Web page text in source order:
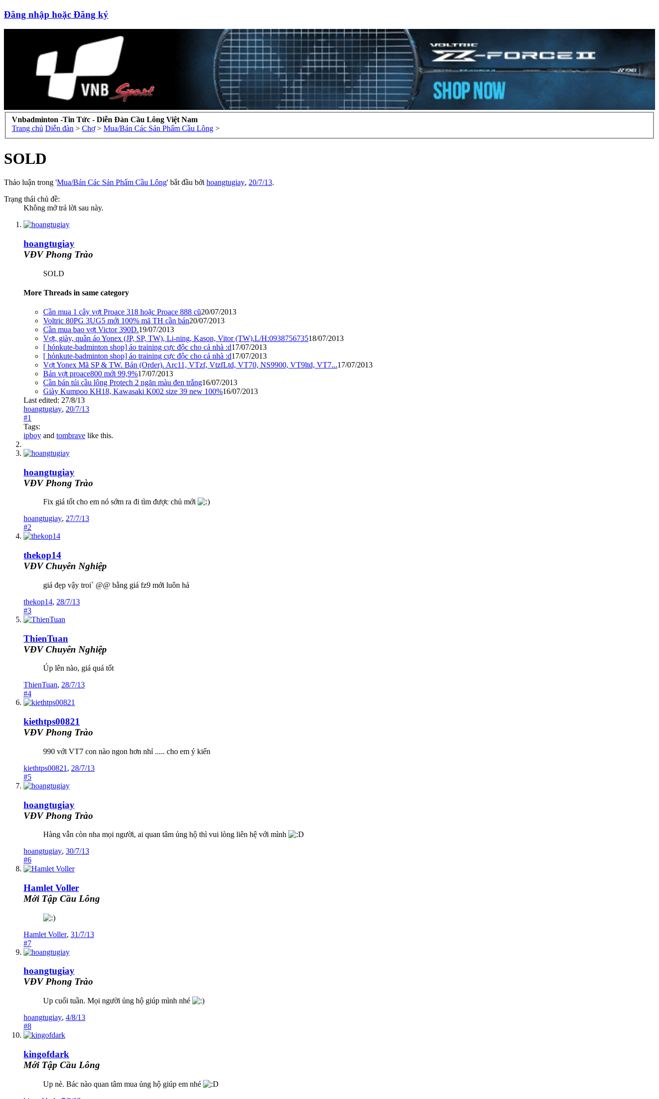
Đăng nhập hoặc Đăng ký
Vnbadminton -Tin Tức - Diễn Đàn Cầu Lông Việt Nam
Trang chủ Diễn đàn > Chợ > Mua/Bán Các Sản Phẩm Cầu Lông >
SOLD
Thảo luận trong 'Mua/Bán Các Sản Phẩm Cầu Lông' bắt đầu bởi hoangtugiay, 20/7/13.
Trạng thái chủ đề:
Không mở trả lời sau này.
hoangtugiay
VĐV Phong Trào
SOLD
More Threads in same category
Cần mua 1 cây vợt Proace 318 hoặc Proace 888 cũ20/07/2013
Voltric 80PG 3UG5 mới 100% mã TH cần bán20/07/2013
Cần mua bao vợt Victor 390D.19/07/2013
Vợt, giày, quần áo Yonex (JP, SP, TW), Li-ning, Kason, Vitor (TW).L/H:093875673518/07/2013
[ hỏnkute-badminton shop] áo training cực độc cho cả nhà :d17/07/2013
[ hỏnkute-badminton shop] áo training cực độc cho cả nhà :d17/07/2013
Vợt Yonex Mã SP & TW. Bán (Order). Arc11, VTzf, VtzfLtd, VT70, NS9900, VT9ltd, VT7...17/07/2013
Bán vợt proace800 mới 99,9%17/07/2013
Cần bán túi cầu lông Protech 2 ngăn màu đen trắng16/07/2013
Giày Kumpoo KH18, Kawasaki K002 size 39 new 100%16/07/2013
Last edited: 27/8/13
hoangtugiay, 20/7/13
#1
Tags:
ipboy and tombrave like this.
hoangtugiay
VĐV Phong Trào
Fix giá tốt cho em nó sớm ra đi tìm được chủ mới
hoangtugiay, 27/7/13
#2
thekop14
VĐV Chuyên Nghiệp
giá đẹp vậy troi` @@ bằng giá fz9 mới luôn hả
thekop14, 28/7/13
#3
ThienTuan
VĐV Chuyên Nghiệp
Úp lên nào, giá quá tốt
ThienTuan, 28/7/13
#4
kiethtps00821
VĐV Phong Trào
990 với VT7 con nào ngon hơn nhỉ ..... cho em ý kiến
kiethtps00821 , 28/7/13
#5
hoangtugiay
VĐV Phong Trào
Hàng vẫn còn nha mọi người, ai quan tâm ủng hộ thì vui lòng liên hệ với mình
hoangtugiay, 30/7/13
#6
Hamlet Voller
Mới Tập Cầu Lông
Hamlet Voller, 31/7/13
#7
hoangtugiay
VĐV Phong Trào
Up cuối tuần. Mọi người ủng hộ giúp mình nhé
hoangtugiay, 4/8/13
#8
kingofdark
Mới Tập Cầu Lông
Up nè. Bác nào quan tâm mua ủng hộ giúp em nhé